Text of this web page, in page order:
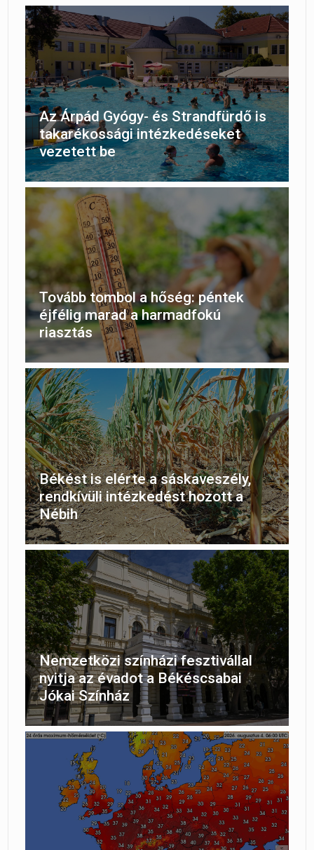
Az Árpád Gyógy- és Strandfürdő is
takarékossági intézkedéseket
vezetett be
Tovább tombol a hőség: péntek
éjfélig marad a harmadfokú
riasztás
Békést is elérte a sáskaveszély,
rendkívüli intézkedést hozott a
Nébih
Nemzetközi színházi fesztivállal
nyitja az évadot a Békéscsabai
Jókai Színház